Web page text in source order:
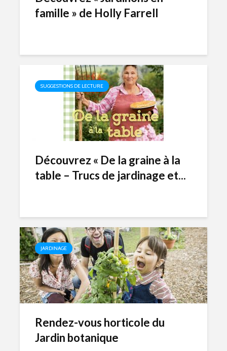
famille » de Holly Farrell
SUGGESTIONS DE LECTURE
Découvrez « De la graine à la
table – Trucs de jardinage et...
JARDINAGE
Rendez-vous horticole du
Jardin botanique